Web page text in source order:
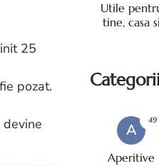
25
pozat.
Utile
tine, casa si
A
Aperitive
49